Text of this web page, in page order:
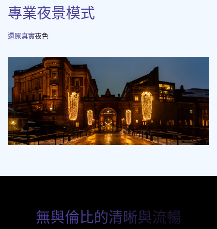
專業夜景模式
還原真實夜色
無與倫比的清晰與流暢